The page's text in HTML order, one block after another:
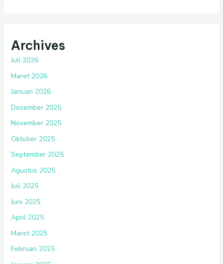
Archives
Juli 2026
Maret 2026
Januari 2026
Desember 2025
November 2025
Oktober 2025
September 2025
Agustus 2025
Juli 2025
Juni 2025
April 2025
Maret 2025
Februari 2025